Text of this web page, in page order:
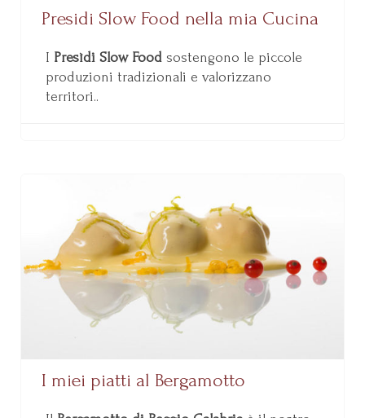
Presidi Slow Food nella mia Cucina
I Presìdi Slow Food sostengono le piccole
produzioni tradizionali e valorizzano
territori..
I miei piatti al Bergamotto